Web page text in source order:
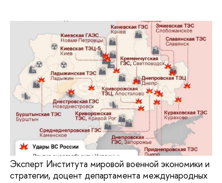
Эксперт Института мировой военной экономики и
стратегии, доцент департамента международных